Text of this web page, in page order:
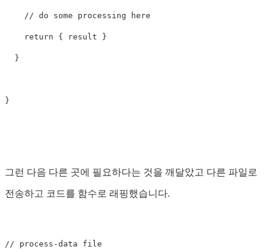
    // do some processing here
    return { result }
  }
그런 다음 다른 곳에 필요하다는 것을 깨달았고 다른 파일로
전송하고 코드를 함수로 래핑했습니다.
// process-data file